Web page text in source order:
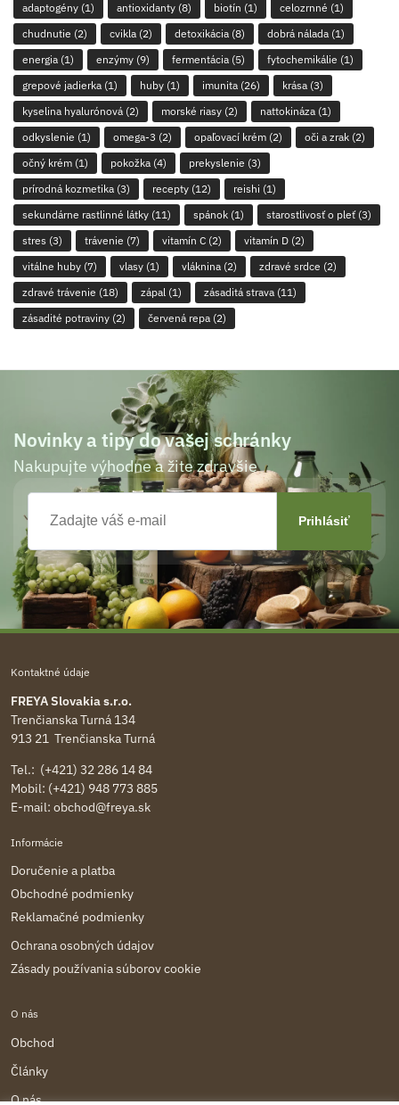
adaptogény (1) antioxidanty (8) biotín (1) celozrnné (1)
chudnutie (2) cvikla (2) detoxikácia (8) dobrá nálada (1)
energia (1) enzýmy (9) fermentácia (5) fytochemikálie (1)
grepové jadierka (1) huby (1) imunita (26) krása (3)
kyselina hyalurónová (2) morské riasy (2) nattokináza (1)
odkyslenie (1) omega-3 (2) opaľovací krém (2) oči a zrak (2)
očný krém (1) pokožka (4) prekyslenie (3)
prírodná kozmetika (3) recepty (12) reishi (1)
sekundárne rastlinné látky (11) spánok (1) starostlivosť o pleť(3)
stres (3) trávenie (7) vitamín C (2) vitamín D (2)
vitálne huby (7) vlasy (1) vláknina (2) zdravé srdce (2)
zdravé trávenie (18) zápal (1) zásaditá strava (11)
zásadité potraviny (2) červená repa (2)
Novinky a tipy do vašej schránky
Nakupujte výhodne a žite zdravšie
Kontaktné údaje
FREYA Slovakia s.r.o.
Trenčianska Turná 134
913 21 Trenčianska Turná
Tel.: (+421) 32 286 14 84
Mobil: (+421) 948 773 885
E-mail: obchod@freya.sk
Informácie
Doručenie a platba
Obchodné podmienky
Reklamačné podmienky
Ochrana osobných údajov
Zásady používania súborov cookie
O nás
Obchod
Články
O nás